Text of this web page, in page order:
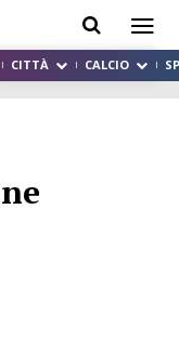
CITTÀ CALCIO